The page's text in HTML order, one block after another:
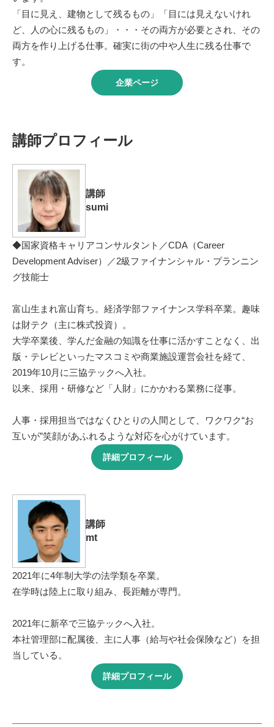
「目に見え、建物として残るもの」「目には見えないけれ
ど、人の心に残るもの」・・・その両方が必要とされ、その
両方を作り上げる仕事。確実に街の中や人生に残る仕事で
す。
企業ページ
講師プロフィール
講師
sumi
◆国家資格キャリアコンサルタント／CDA（Career
Development Adviser）／2級ファイナンシャル・プランニン
グ技能士
富山生まれ富山育ち。経済学部ファイナンス学科卒業。趣味
は財テク（主に株式投資）。
大学卒業後、学んだ金融の知識を仕事に活かすことなく、出
版・テレビといったマスコミや商業施設運営会社を経て、
2019年10月に三協テックへ入社。
以来、採用・研修など「人財」にかかわる業務に従事。
人事・採用担当ではなくひとりの人間として、ワクワク“お
互いが”笑顔があふれるような対応を心がけています。
詳細プロフィール
講師
mt
2021年に4年制大学の法学類を卒業。
在学時は陸上に取り組み、長距離が専門。
2021年に新卒で三協テックへ入社。
本社管理部に配属後、主に人事（給与や社会保険など）を担
当している。
詳細プロフィール